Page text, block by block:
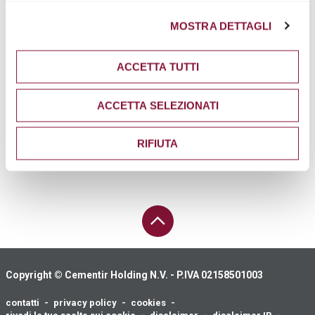
MOSTRA DETTAGLI
ACCETTA TUTTI
ACCETTA SELEZIONATI
RIFIUTA
ufficiostampa@cementirholding.it
INVESTOR RELATIONS
Tel. +39 06 32493305
Copyright © Cementir Holding N.V. - P.IVA 02158501003
Footer
contatti privacy policy
cookies